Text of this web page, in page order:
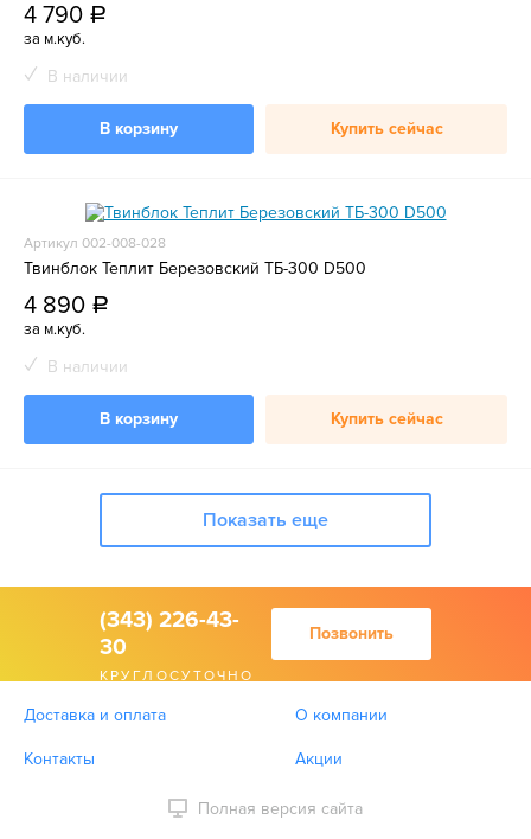
4 790 a
за м.куб.
В наличии
В корзину Купить сейчас
Артикул 002-008-028
Твинблок Теплит Березовский ТБ-300 D500
4 890 a
за м.куб.
В наличии
В корзину Купить сейчас
Показать еще
(343) 226-43-
30
КРУГЛОСУТОЧНО
Позвонить
Доставка и оплата О компании
Контакты Акции
Полная версия сайта